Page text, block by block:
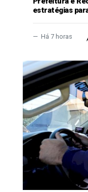
estratégias
Há 7 horas